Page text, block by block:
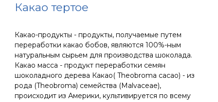
Какао тертое
Какао-продукты - продукты, получаемые путем
переработки какао бобов, являются 100%-ным
натуральным сырьем для производства шоколада.
Какао масса - продукт переработки семян
шоколадного дерева Какао( Theobroma cacao) - из
рода (Theobroma) семейства (Malvaceae),
происходит из Америки, культивируется по всему